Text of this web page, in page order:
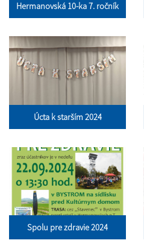
Hermanovská 10-ka 7. ročník
Úcta k starším 2024
Spolu pre zdravie 2024